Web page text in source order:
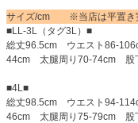
サイズ/cm ※当店は平置き実
■LL-3L（タグ3L）■
総丈96.5cm ウエスト86-
44cm 太腿周り70-74cm 股
■4L■
総丈98.5cm ウエスト94-
46cm 太腿周り75-79cm 股